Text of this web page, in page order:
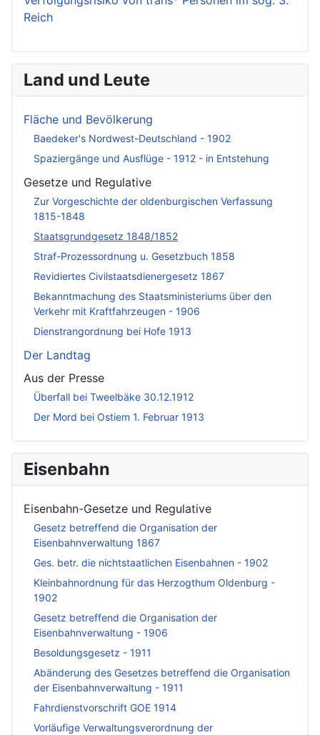
Reich
Land und Leute
Fläche und Bevölkerung
Baedeker's Nordwest-Deutschland - 1902
Spaziergänge und Ausflüge - 1912 - in Entstehung
Gesetze und Regulative
Zur Vorgeschichte der oldenburgischen Verfassung
1815-1848
Staatsgrundgesetz 1848/1852
Straf-Prozessordnung u. Gesetzbuch 1858
Revidiertes Civilstaatsdienergesetz 1867
Bekanntmachung des Staatsministeriums über den
Verkehr mit Kraftfahrzeugen - 1906
Dienstrangordnung bei Hofe 1913
Der Landtag
Aus der Presse
Überfall bei Tweelbäke 30.12.1912
Der Mord bei Ostiem 1. Februar 1913
Eisenbahn
Eisenbahn-Gesetze und Regulative
Gesetz betreffend die Organisation der
Eisenbahnverwaltung 1867
Ges. betr. die nichtstaatlichen Eisenbahnen - 1902
Kleinbahnordnung für das Herzogthum Oldenburg -
1902
Gesetz betreffend die Organisation der
Eisenbahnverwaltung - 1906
Besoldungsgesetz - 1911
Abänderung des Gesetzes betreffend die Organisation
der Eisenbahnverwaltung - 1911
Fahrdienstvorschrift GOE 1914
Vorläufige Verwaltungsverordnung der